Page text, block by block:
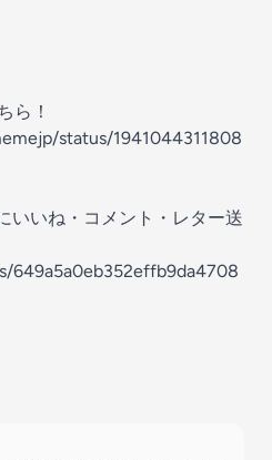
ら！
status/1941044311808
いいね・コメント・レター送
649a5a0eb352effb9da4708